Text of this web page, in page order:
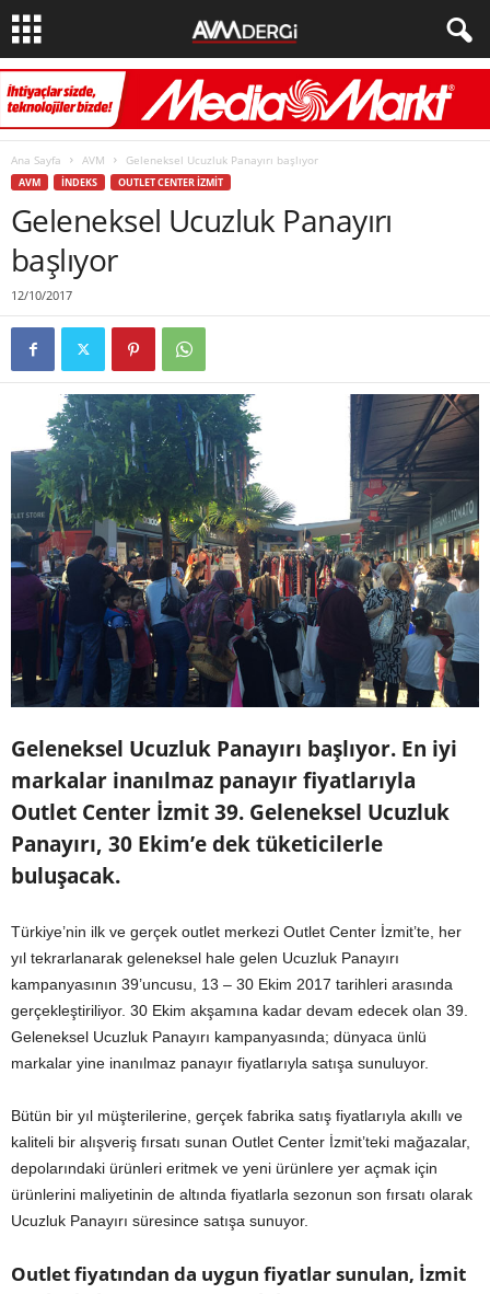
Ana Sayfa AVM Geleneksel Ucuzluk Panayırı başlıyor
AVM İNDEKS OUTLET CENTER İZMIT
Geleneksel Ucuzluk Panayırı
başlıyor
12/10/2017
Geleneksel Ucuzluk Panayırı başlıyor. En iyi
markalar inanılmaz panayır fiyatlarıyla
Outlet Center İzmit 39. Geleneksel Ucuzluk
Panayırı, 30 Ekim’e dek tüketicilerle
buluşacak.
Türkiye’nin ilk ve gerçek outlet merkezi Outlet Center İzmit’te, her
yıl tekrarlanarak geleneksel hale gelen Ucuzluk Panayırı
kampanyasının 39’uncusu, 13 – 30 Ekim 2017 tarihleri arasında
gerçekleştiriliyor. 30 Ekim akşamına kadar devam edecek olan 39.
Geleneksel Ucuzluk Panayırı kampanyasında; dünyaca ünlü
markalar yine inanılmaz panayır fiyatlarıyla satışa sunuluyor.
Bütün bir yıl müşterilerine, gerçek fabrika satış fiyatlarıyla akıllı ve
kaliteli bir alışveriş fırsatı sunan Outlet Center İzmit’teki mağazalar,
depolarındaki ürünleri eritmek ve yeni ürünlere yer açmak için
ürünlerini maliyetinin de altında fiyatlarla sezonun son fırsatı olarak
Ucuzluk Panayırı süresince satışa sunuyor.
Outlet fiyatından da uygun fiyatlar sunulan, İzmit